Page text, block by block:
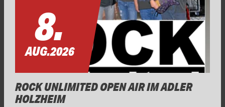
8.
AUG.2026
ROCK UNLIMITED OPEN AIR IM ADLER
HOLZHEIM